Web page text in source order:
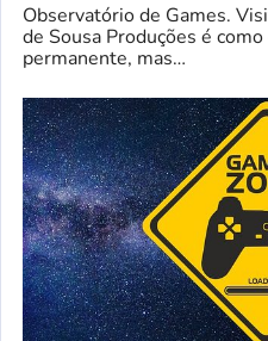
Observatório de Games.
de Sousa Produções é
permanente, mas…